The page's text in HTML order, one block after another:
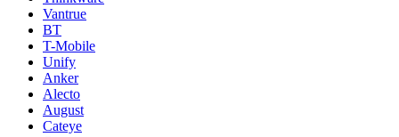
Vantrue
BT
T-Mobile
Unify
Anker
Alecto
August
Cateye